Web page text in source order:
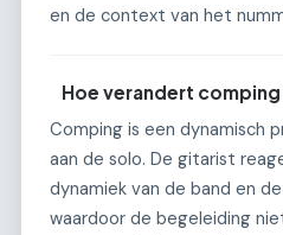
en de context van het
Hoe verandert
Comping is een dynamisch
aan de solo. De gitarist
dynamiek van de band en
waardoor de begeleiding